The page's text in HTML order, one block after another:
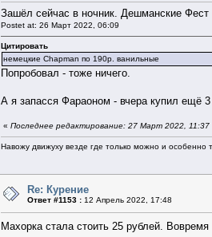
Зашёл сейчас в ночник. Дешманские
Postet at: 26 Март 2022, 06:09
Цитировать
немецкие Chapman по 190р. ванильные
Попробовал - тоже ничего.
А я запасся Фараоном - вчера купил ещё
« Последнее редактирование: 27 Март 2022,
Навожу движуху везде где только можно и особенно
Re: Курение
Ответ #1153 : 12 Апрель 2022, 17:48
Махорка стала стоить 25 рублей.